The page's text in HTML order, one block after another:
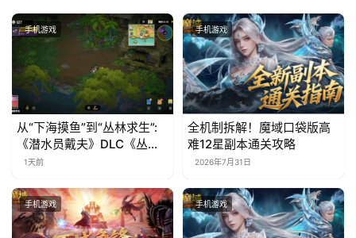
手机游戏
从“下海摸鱼”到“丛林求生”:
《潜水员戴夫》DLC《丛
林》移动端定档8月14日
1天前
手机游戏
全机制拆解！魔域口袋版高
难12星副本通关攻略
2026年7月31日
手机游戏 手机游戏